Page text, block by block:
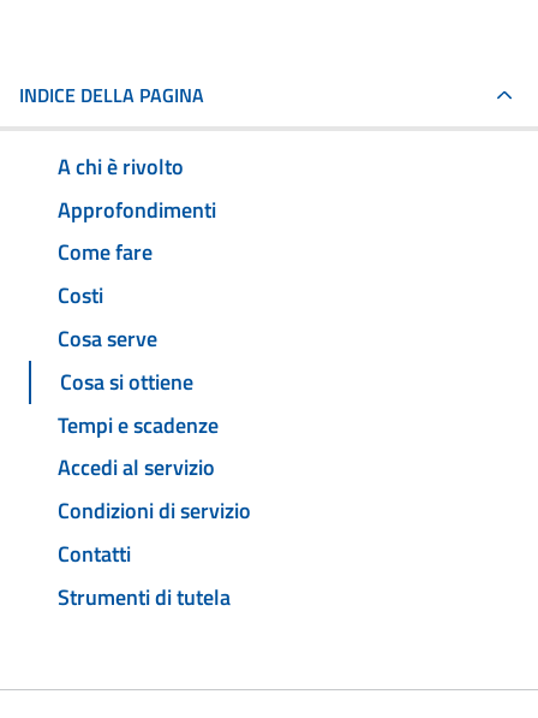
INDICE DELLA PAGINA
A chi è rivolto
Approfondimenti
Come fare
Costi
Cosa serve
Cosa si ottiene
Tempi e scadenze
Accedi al servizio
Condizioni di servizio
Contatti
Strumenti di tutela